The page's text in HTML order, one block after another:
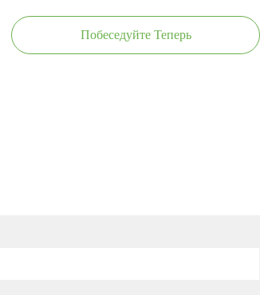
Побеседуйте Теперь